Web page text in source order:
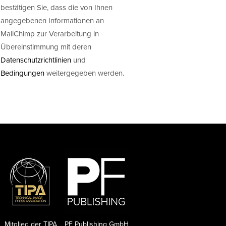
bestätigen Sie, dass die von Ihnen
angegebenen Informationen an
MailChimp zur Verarbeitung in
Übereinstimmung mit deren
Datenschutzrichtlinien und
Bedingungenweitergegeben werden.
PF Publishing GmbH
Mitglied der TIPA